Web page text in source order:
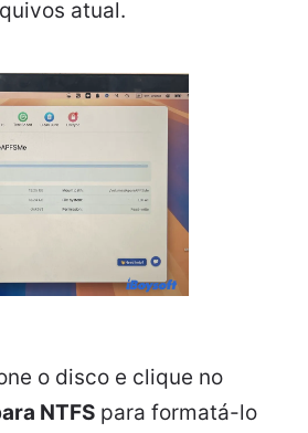
atual.
o disco e clique no
NTFS para formatá-lo